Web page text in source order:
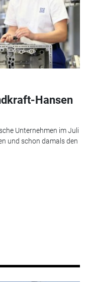
Hansen
Unternehmen im Juli
und schon damals den